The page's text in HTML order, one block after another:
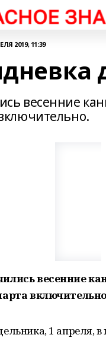
2019, 11:39
весенние
весенние
1 апреля,